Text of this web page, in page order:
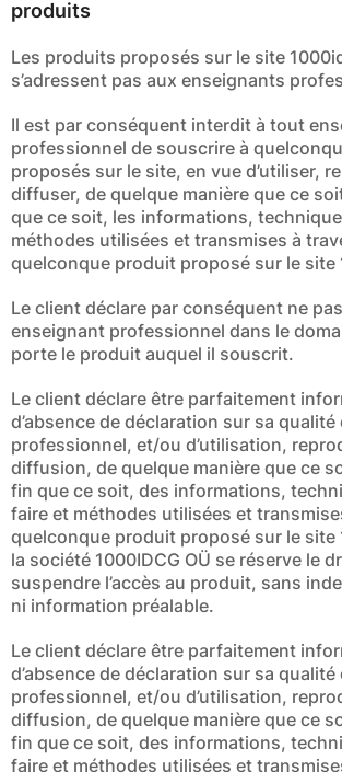
produits
Les produits proposés sur le site
s’adressent pas aux enseignants
Il est par conséquent interdit à tout
professionnel de souscrire à
proposés sur le site, en vue d’utiliser,
diffuser, de quelque manière que ce
que ce soit, les informations,
méthodes utilisées et transmises à
quelconque produit proposé sur le site
Le client déclare par conséquent ne
enseignant professionnel dans le
porte le produit auquel il souscrit.
Le client déclare être parfaitement
d’absence de déclaration sur sa qualité
professionnel, et/ou d’utilisation,
diffusion, de quelque manière que ce
fin que ce soit, des informations,
faire et méthodes utilisées et
quelconque produit proposé sur le site
la société 1000IDCG OÜ se réserve le
suspendre l’accès au produit, sans
ni information préalable.
Le client déclare être parfaitement
d’absence de déclaration sur sa qualité
professionnel, et/ou d’utilisation,
diffusion, de quelque manière que ce
fin que ce soit, des informations,
faire et méthodes utilisées et